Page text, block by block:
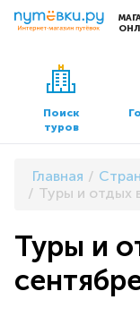
Сервисы
Бронирование
Трансфер
Поиск
туров
Главная
Туры и отдых
Туры и